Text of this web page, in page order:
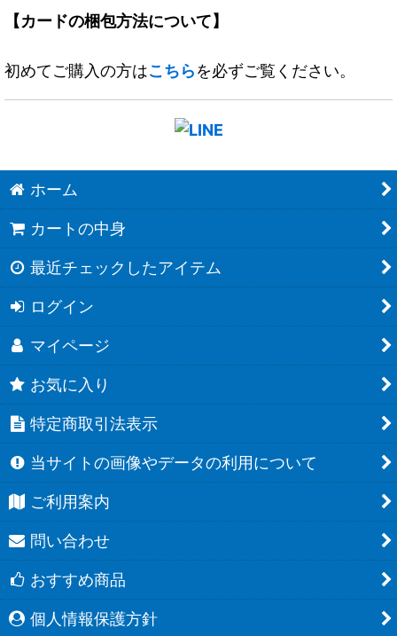
【カードの梱包方法について】
初めてご購入の方はこちらを必ずご覧ください。
ホーム
カートの中身
最近チェックしたアイテム
ログイン
マイページ
お気に入り
特定商取引法表示
当サイトの画像やデータの利用について
ご利用案内
問い合わせ
おすすめ商品
個人情報保護方針